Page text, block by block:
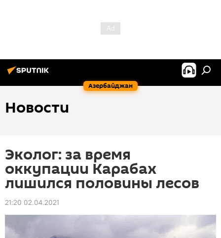
Азербайджан
Новости
Эколог: за время
оккупации Карабах
лишился половины лесов
21:20 02.04.2021